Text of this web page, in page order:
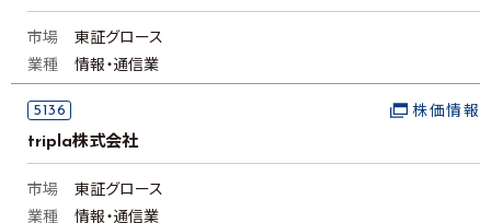
市場
東証グロース
業種
情報・通信業
5136
tripla株式会社
株価情報
市場
東証グロース
業種
情報・通信業